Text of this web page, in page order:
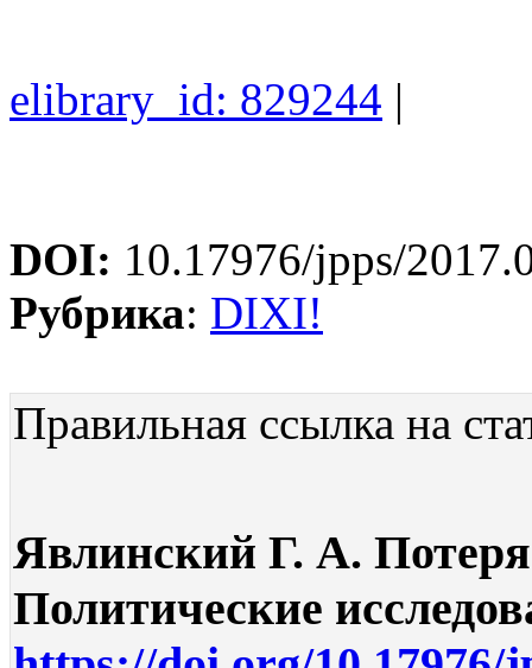
elibrary_id: 829244 |
DOI: 10.17976/jpps/
Рубрика: DIXI!
Правильная ссылка на
Явлинский Г. А.
Политические